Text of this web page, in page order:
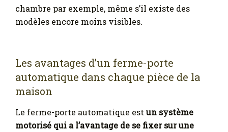
chambre par exemple, même s’il existe des
modèles encore moins visibles.
Les avantages d’un ferme-porte
automatique dans chaque pièce de la
maison
Le ferme-porte automatique est un système
motorisé qui a l’avantage de se fixer sur une